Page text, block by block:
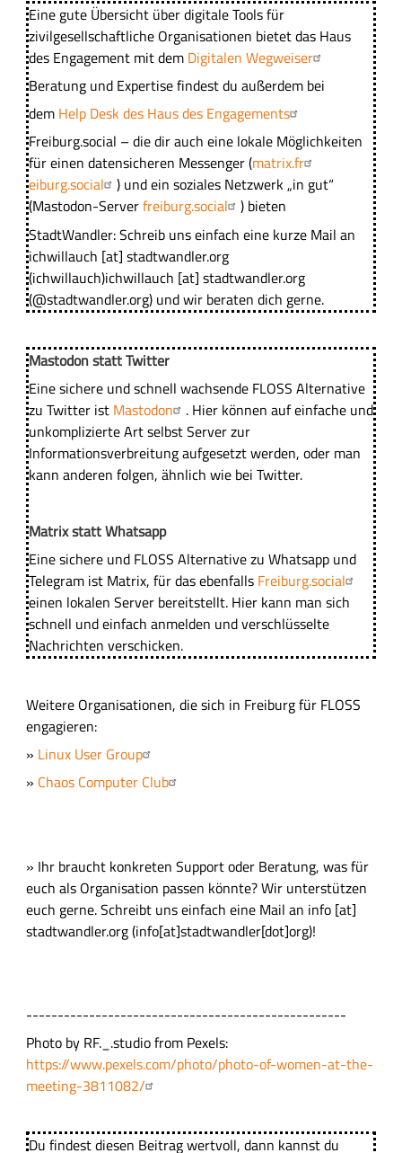
Eine gute Übersicht über digitale Tools für
zivilgesellschaftliche Organisationen bietet das Haus
des Engagement mit dem Digitalen Wegweiser
Beratung und Expertise findest du außerdem bei
dem Help Desk des Haus des Engagements
Freiburg.social – die dir auch eine lokale Möglichkeiten
für einen datensicheren Messenger (matrix.fr
eiburg.social
) und ein soziales Netzwerk „in gut“
(Mastodon-Serverfreiburg.social
) bieten
StadtWandler: Schreib uns einfach eine kurze Mail an
ichwillauch [at] stadtwandler.org
(ichwillauch)ichwillauch [at] stadtwandler.org
(@stadtwandler.org)und wir beraten dich gerne.
Mastodon statt Twitter
Eine sichere und schnell wachsende FLOSS Alternative
zu Twitter ist Mastodon
. Hier können auf einfache und
unkomplizierte Art selbst Server zur
Informationsverbreitung aufgesetzt werden, oder man
kann anderen folgen, ähnlich wie bei Twitter.
Matrix statt Whatsapp
Eine sichere und FLOSS Alternative zu Whatsapp und
Telegram ist Matrix, für das ebenfalls Freiburg.social
einen lokalen Server bereitstellt. Hier kann man sich
schnell und einfach anmelden und verschlüsselte
Nachrichten verschicken.
Weitere Organisationen, die sich in Freiburg für FLOSS
engagieren:
» Linux User Group
» Chaos Computer Club
» Ihr braucht konkreten Support oder Beratung, was für
euch als Organisation passen könnte? Wir unterstützen
euch gerne. Schreibt uns einfach eine Mail an info[at]
stadtwandler.org(info[at]stadtwandler[dot]org)!
---------------------------------------------------
Photo by RF._.studio from Pexels:
https://www.pexels.com/photo/photo-of-women-at-the-
meeting-3811082/
Du findest diesen Beitrag wertvoll, dann kannst du